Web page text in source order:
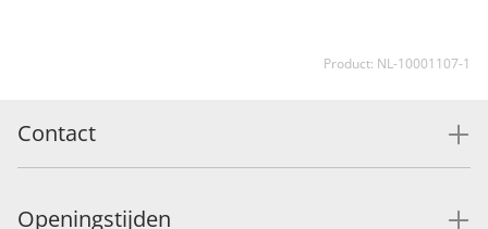
Product: NL-10001107-1
Contact
Openingstijden